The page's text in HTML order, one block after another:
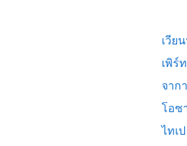
เวีย
เพิร์ท
จาก
โอซ
ไทเป